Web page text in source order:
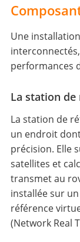
Une
performances
La station de
La station de
un endroit
précision. Elle
satellites et
transmet au
installée sur
référence
(Network Real